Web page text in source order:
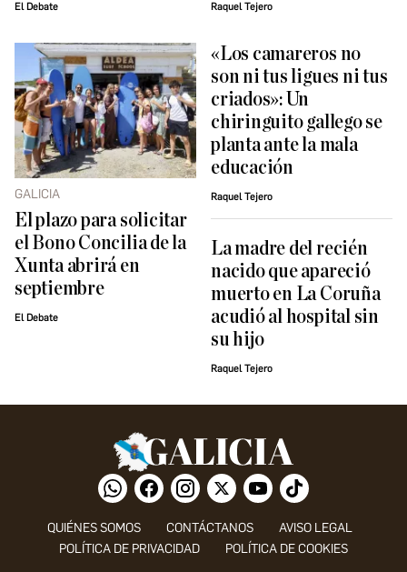
El Debate Raquel Tejero
GALICIA
El plazo para solicitar
el Bono Concilia de la
Xunta abrirá en
septiembre
El Debate
«Los camareros no
son ni tus ligues ni tus
criados»: Un
chiringuito gallego se
planta ante la mala
educación
Raquel Tejero
La madre del recién
nacido que apareció
muerto en La Coruña
acudió al hospital sin
su hijo
Raquel Tejero
QUIÉNES SOMOS CONTÁCTANOS
AVISO LEGAL
POLÍTICA DE PRIVACIDAD
POLÍTICA DE COOKIES